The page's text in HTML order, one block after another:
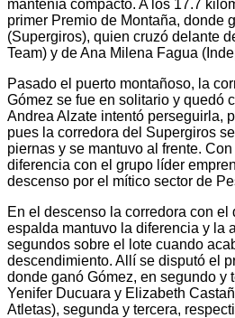
mantenía compacto. A los 17.7
primer Premio de Montaña, donde
(Supergiros), quien cruzó delante
Team) y de Ana Milena Fagua
Pasado el puerto montañoso, la
Gómez se fue en solitario y quedó
Andrea Alzate intentó perseguirla,
pues la corredora del Supergiros
piernas y se mantuvo al frente.
diferencia con el grupo líder
descenso por el mítico sector de
En el descenso la corredora con el
espalda mantuvo la diferencia y la
segundos sobre el lote cuando
descendimiento. Allí se disputó el
donde ganó Gómez, en segundo y
Yenifer Ducuara y Elizabeth
Atletas), segunda y tercera,